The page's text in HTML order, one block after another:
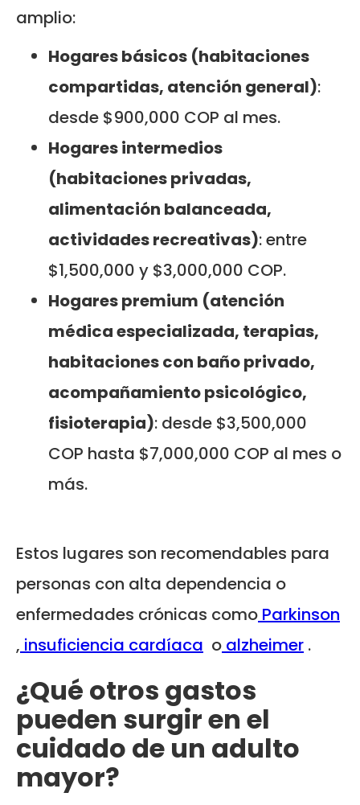
amplio:
Hogares básicos (habitaciones
compartidas, atención general):
desde $900,000 COP al mes.
Hogares intermedios
(habitaciones privadas,
alimentación balanceada,
actividades recreativas): entre
$1,500,000 y $3,000,000 COP.
Hogares premium (atención
médica especializada, terapias,
habitaciones con baño privado,
acompañamiento psicológico,
fisioterapia): desde $3,500,000
COP hasta $7,000,000 COP al mes o
más.
Estos lugares son recomendables para
personas con alta dependencia o
enfermedades crónicas como Parkinson
, insuficiencia cardíaca o alzheimer .
¿Qué otros gastos
pueden surgir en el
cuidado de un adulto
mayor?